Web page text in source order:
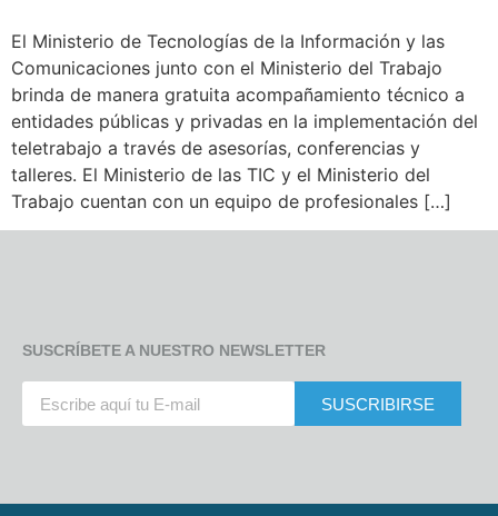
El Ministerio de Tecnologías de la Información y las
Comunicaciones junto con el Ministerio del Trabajo
brinda de manera gratuita acompañamiento técnico a
entidades públicas y privadas en la implementación del
teletrabajo a través de asesorías, conferencias y
talleres. El Ministerio de las TIC y el Ministerio del
Trabajo cuentan con un equipo de profesionales […]
SUSCRÍBETE A NUESTRO NEWSLETTER
SUSCRIBIRSE